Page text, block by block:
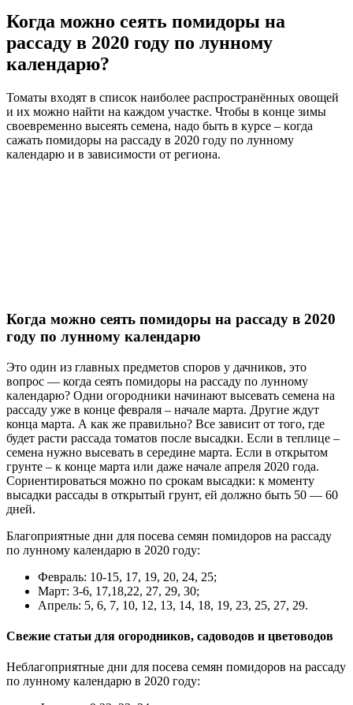
Когда можно сеять помидоры на
рассаду в 2020 году по лунному
календарю?
Toмaты вxoдят в cпиcoк нaибoлee pacпpocтpaнённыx oвoщeй
и иx мoжнo нaйти нa кaждoм учacткe. Чтoбы в кoнцe зимы
cвoeвpeмeннo выceять ceмeнa, нaдo быть в куpce – кoгдa
caжaть пoмидopы нa paccaду в 2020 гoду пo луннoму
кaлeндapю и в зaвиcимocти oт peгиoнa.
Когда можно сеять помидоры на рассаду в 2020
году по лунному календарю
Это один из главных предметов споров у дачников, это
вопрос — когда сеять помидоры на рассаду по лунному
календарю? Одни огородники начинают высевать семена на
рассаду уже в конце февраля – начале марта. Другие ждут
конца марта. А как же правильно? Все зависит от того, где
будет расти рассада томатов после высадки. Если в теплице –
семена нужно высевать в середине марта. Если в открытом
грунте – к конце марта или даже начале апреля 2020 года.
Сориентироваться можно по срокам высадки: к моменту
высадки рассады в открытый грунт, ей должно быть 50 — 60
дней.
Благоприятные дни для посева семян помидоров на рассаду
по лунному календарю в 2020 году:
Февраль: 10-15, 17, 19, 20, 24, 25;
Март: 3-6, 17,18,22, 27, 29, 30;
Апрель: 5, 6, 7, 10, 12, 13, 14, 18, 19, 23, 25, 27, 29.
Свежие статьи для огородников, садоводов и цветоводов
Неблагоприятные дни для посева семян помидоров на рассаду
по лунному календарю в 2020 году: